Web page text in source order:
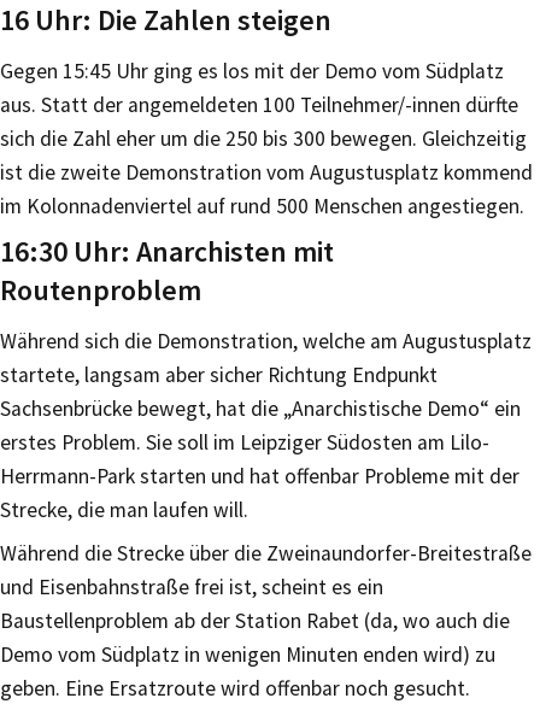
16 Uhr: Die Zahlen steigen
Gegen 15:45 Uhr ging es los mit der Demo vom Südplatz
aus. Statt der angemeldeten 100 Teilnehmer/-innen dürfte
sich die Zahl eher um die 250 bis 300 bewegen. Gleichzeitig
ist die zweite Demonstration vom Augustusplatz kommend
im Kolonnadenviertel auf rund 500 Menschen angestiegen.
16:30 Uhr: Anarchisten mit
Routenproblem
Während sich die Demonstration, welche am Augustusplatz
startete, langsam aber sicher Richtung Endpunkt
Sachsenbrücke bewegt, hat die „Anarchistische Demo“ ein
erstes Problem. Sie soll im Leipziger Südosten am Lilo-
Herrmann-Park starten und hat offenbar Probleme mit der
Strecke, die man laufen will.
Während die Strecke über die Zweinaundorfer-Breitestraße
und Eisenbahnstraße frei ist, scheint es ein
Baustellenproblem ab der Station Rabet (da, wo auch die
Demo vom Südplatz in wenigen Minuten enden wird) zu
geben. Eine Ersatzroute wird offenbar noch gesucht.